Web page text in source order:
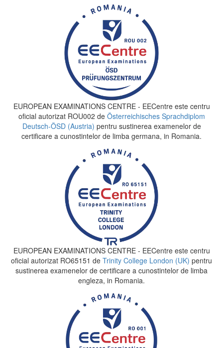
EUROPEAN EXAMINATIONS CENTRE - EECentre este centru
oficial autorizat ROU002 deÖsterreichisches Sprachdiplom
Deutsch-ÖSD (Austria) pentru sustinerea examenelor de
certificare a cunostintelor de limba germana, in Romania.
EUROPEAN EXAMINATIONS CENTRE - EECentre este centru
oficial autorizat RO65151 de Trinity College London (UK) pentru
sustinerea examenelor de certificare a cunostintelor de limba
engleza, in Romania.